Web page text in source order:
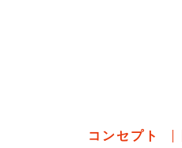
コンセプト